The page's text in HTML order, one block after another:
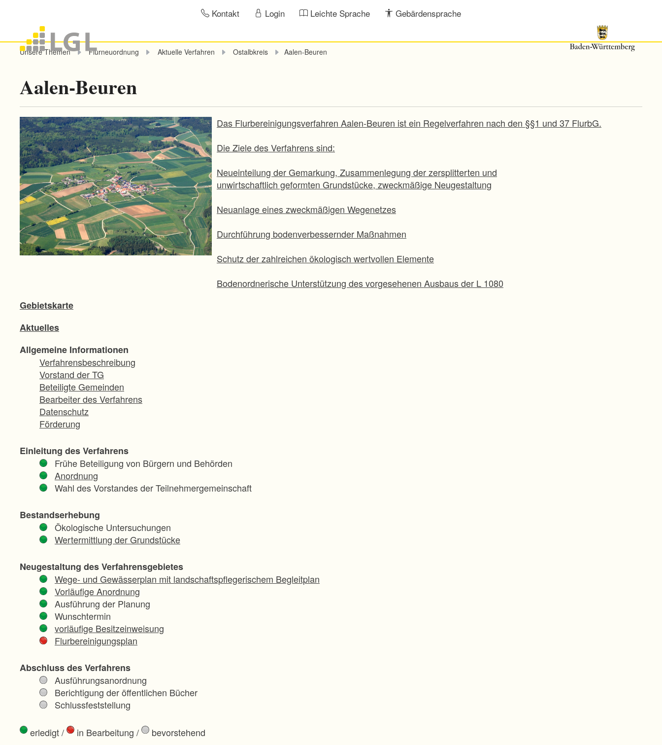
Kontakt Login Leichte Sprache Gebärdensprache
Unsere Themen Flurneuordnung Aktuelle Verfahren Ostalbkreis Aalen-Beuren
Aalen-Beuren
Das Flurbereinigungsverfahren Aalen-Beuren ist ein Regelverfahren nach den §§1 und 37 FlurbG.
Die Ziele des Verfahrens sind:
Neueinteilung der Gemarkung, Zusammenlegung der zersplitterten und
unwirtschaftlich geformten Grundstücke, zweckmäßige Neugestaltung
Neuanlage eines zweckmäßigen Wegenetzes
Durchführung bodenverbessernder Maßnahmen
Schutz der zahlreichen ökologisch wertvollen Elemente
Bodenordnerische Unterstützung des vorgesehenen Ausbaus der L 1080
Gebietskarte
Aktuelles
Allgemeine Informationen
Verfahrensbeschreibung
Vorstand der TG
Beteiligte Gemeinden
Bearbeiter des Verfahrens
Datenschutz
Förderung
Einleitung des Verfahrens
Frühe Beteiligung von Bürgern und Behörden
Anordnung
Wahl des Vorstandes der Teilnehmergemeinschaft
Bestandserhebung
Ökologische Untersuchungen
Wertermittlung der Grundstücke
Neugestaltung des Verfahrensgebietes
Wege- und Gewässerplan mit landschaftspflegerischem Begleitplan
Vorläufige Anordnung
Ausführung der Planung
Wunschtermin
vorläufige Besitzeinweisung
Flurbereinigungsplan
Abschluss des Verfahrens
Ausführungsanordnung
Berichtigung der öffentlichen Bücher
Schlussfeststellung
erledigt/ in Bearbeitung / bevorstehend